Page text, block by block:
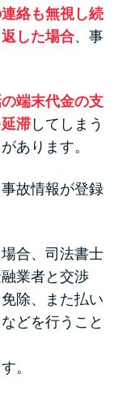
絡も無視し続
した場合、事
端末代金の支
滞 してしまう
あります。
故情報が登録
合、司法書士
業者と交渉
除、また払い
どを行うこと
。